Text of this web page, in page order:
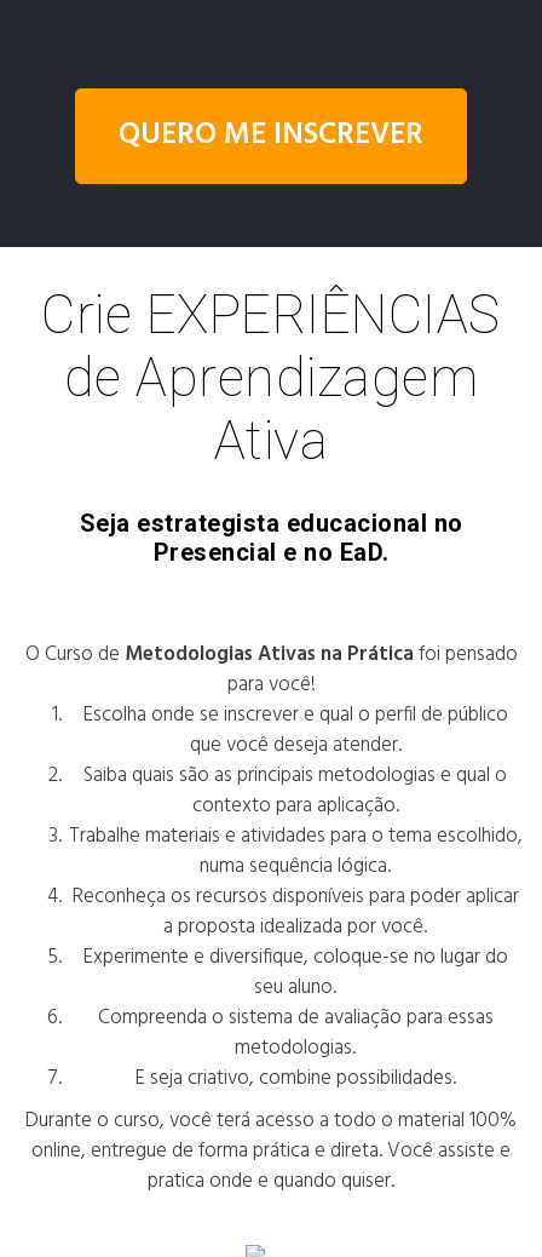
QUERO ME INSCREVER
Crie EXPERIÊNCIAS
de Aprendizagem
Ativa
Seja estrategista educacional no
Presencial e no EaD.
O Curso de Metodologias Ativas na Práticafoi pensado
para você!
Escolha onde se inscrever e qual o perfil de público
que você deseja atender.
Saiba quais são as principais metodologias e qual o
contexto para aplicação.
Trabalhe materiais e atividades para o tema escolhido,
numa sequência lógica.
Reconheça os recursos disponíveis para poder aplicar
a proposta idealizada por você.
Experimente e diversifique, coloque-se no lugar do
seu aluno.
Compreenda o sistema de avaliação para essas
metodologias.
E seja criativo, combine possibilidades.
Durante o curso, você terá acesso a todo o material 100%
online, entregue de forma prática e direta. Você assiste e
pratica onde e quando quiser.